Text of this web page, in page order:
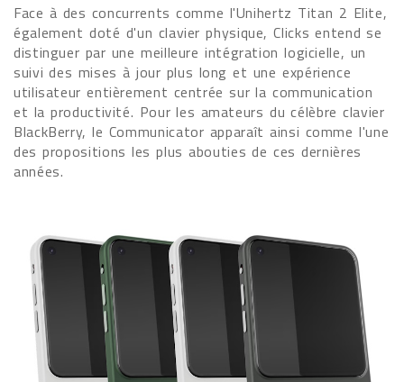
Face à des concurrents comme l'Unihertz Titan 2 Elite,
également doté d'un clavier physique, Clicks entend se
distinguer par une meilleure intégration logicielle, un
suivi des mises à jour plus long et une expérience
utilisateur entièrement centrée sur la communication
et la productivité. Pour les amateurs du célèbre clavier
BlackBerry, le Communicator apparaît ainsi comme l'une
des propositions les plus abouties de ces dernières
années.